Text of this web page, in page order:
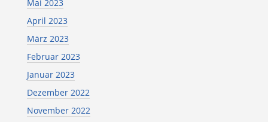
Mai 2023
April 2023
März 2023
Februar 2023
Januar 2023
Dezember 2022
November 2022